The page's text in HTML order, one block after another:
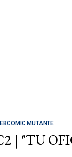
MUTANTE
| "TU